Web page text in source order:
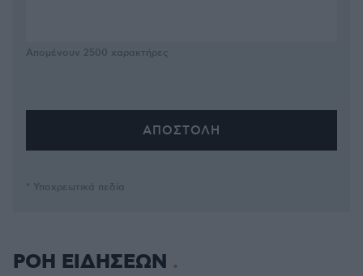
Απομένουν 2500 χαρακτήρες
* Υποχρεωτικά πεδία
ΡΟΗ ΕΙΔΗΣΕΩΝ